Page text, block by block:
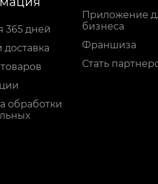
365 дней
доставка
обработки
Приложение
бизнеса
Франшиза
Стать